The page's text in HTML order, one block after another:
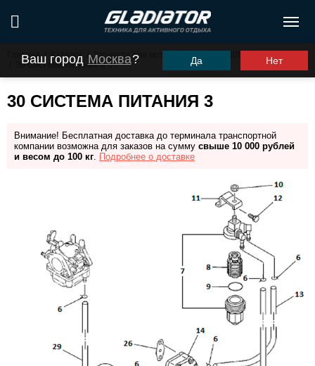
Ваш город Москва? Да Нет
Главная / Каталог Запчасти для моторов ПЛМ
G30FHS (G30FES)
30 Система питания 3
30 СИСТЕМА ПИТАНИЯ 3
Внимание! Бесплатная доставка до терминала транспортной
компании возможна для заказов на сумму свыше 10 000 рублей
и весом до 100 кг. Подробнее о доставке